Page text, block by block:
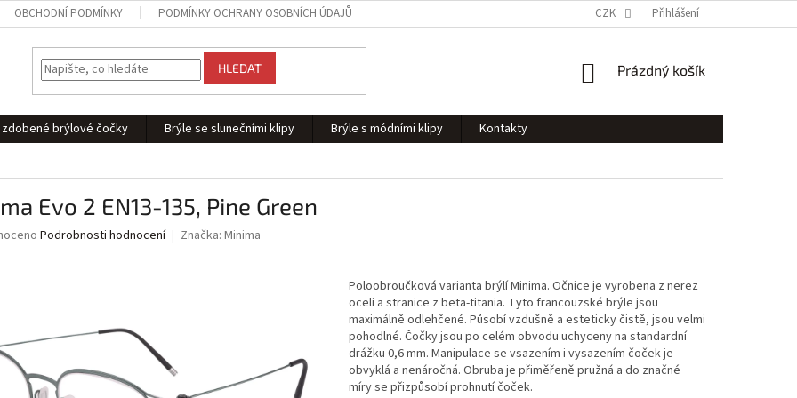
OBCHODNÍ PODMÍNKY PODMÍNKY OCHRANY OSOBNÍCH ÚDAJŮ CZK Přihlášení
HLEDAT
NÁKUPNÍ
Prázdný košík
brýlové čočky Brýle se slunečními klipy Brýle s módními klipy
Kontakty
Evo 2 EN13-135, Pine Green
Podrobnosti hodnocení Značka: Minima
Poloobroučková varianta brýlí Minima. Očnice je vyrobena z nerez
oceli a stranice z beta-titania. Tyto francouzské brýle jsou
maximálně odlehčené. Působí vzdušně a esteticky čistě, jsou velmi
pohodlné. Čočky jsou po celém obvodu uchyceny na standardní
drážku 0,6 mm. Manipulace se vsazením i vysazením čoček je
obvyklá a nenáročná. Obruba je přiměřeně pružná a do značné
míry se přizpůsobí prohnutí čoček.